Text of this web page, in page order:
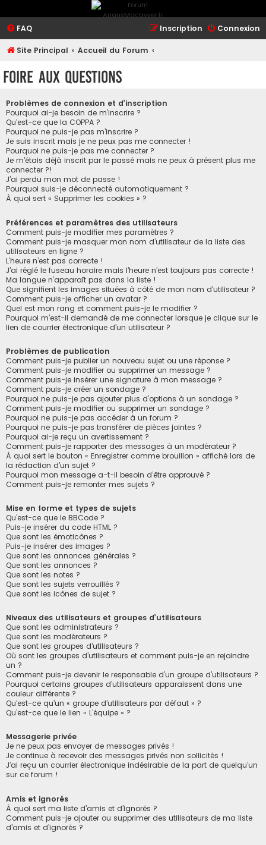
FAQ Connexion
Inscription
Site Principal Accueil du Forum
Foire aux questions
Problèmes de connexion et d’inscription
Pourquoi ai-je besoin de m’inscrire ?
Qu’est-ce que la COPPA ?
Pourquoi ne puis-je pas m’inscrire ?
Je suis inscrit mais je ne peux pas me connecter !
Pourquoi ne puis-je pas me connecter ?
Je m’étais déjà inscrit par le passé mais ne peux à présent plus me
connecter ?!
J’ai perdu mon mot de passe !
Pourquoi suis-je déconnecté automatiquement ?
À quoi sert « Supprimer les cookies » ?
Préférences et paramètres des utilisateurs
Comment puis-je modifier mes paramètres ?
Comment puis-je masquer mon nom d’utilisateur de la liste des
utilisateurs en ligne ?
L’heure n’est pas correcte !
J’ai réglé le fuseau horaire mais l’heure n’est toujours pas correcte !
Ma langue n’apparaît pas dans la liste !
Que signifient les images situées à côté de mon nom d’utilisateur ?
Comment puis-je afficher un avatar ?
Quel est mon rang et comment puis-je le modifier ?
Pourquoi m’est-il demandé de me connecter lorsque je clique sur le
lien de courrier électronique d’un utilisateur ?
Problèmes de publication
Comment puis-je publier un nouveau sujet ou une réponse ?
Comment puis-je modifier ou supprimer un message ?
Comment puis-je insérer une signature à mon message ?
Comment puis-je créer un sondage ?
Pourquoi ne puis-je pas ajouter plus d’options à un sondage ?
Comment puis-je modifier ou supprimer un sondage ?
Pourquoi ne puis-je pas accéder à un forum ?
Pourquoi ne puis-je pas transférer de pièces jointes ?
Pourquoi ai-je reçu un avertissement ?
Comment puis-je rapporter des messages à un modérateur ?
À quoi sert le bouton « Enregistrer comme brouillon » affiché lors de
la rédaction d’un sujet ?
Pourquoi mon message a-t-il besoin d’être approuvé ?
Comment puis-je remonter mes sujets ?
Mise en forme et types de sujets
Qu’est-ce que le BBCode ?
Puis-je insérer du code HTML ?
Que sont les émoticônes ?
Puis-je insérer des images ?
Que sont les annonces générales ?
Que sont les annonces ?
Que sont les notes ?
Que sont les sujets verrouillés ?
Que sont les icônes de sujet ?
Niveaux des utilisateurs et groupes d’utilisateurs
Que sont les administrateurs ?
Que sont les modérateurs ?
Que sont les groupes d’utilisateurs ?
Où sont les groupes d’utilisateurs et comment puis-je en rejoindre
un ?
Comment puis-je devenir le responsable d’un groupe d’utilisateurs ?
Pourquoi certains groupes d’utilisateurs apparaissent dans une
couleur différente ?
Qu’est-ce qu’un « groupe d’utilisateurs par défaut » ?
Qu’est-ce que le lien « L’équipe » ?
Messagerie privée
Je ne peux pas envoyer de messages privés !
Je continue à recevoir des messages privés non sollicités !
J’ai reçu un courrier électronique indésirable de la part de quelqu’un
sur ce forum !
Amis et ignorés
À quoi sert ma liste d’amis et d’ignorés ?
Comment puis-je ajouter ou supprimer des utilisateurs de ma liste
d’amis et d’ignorés ?